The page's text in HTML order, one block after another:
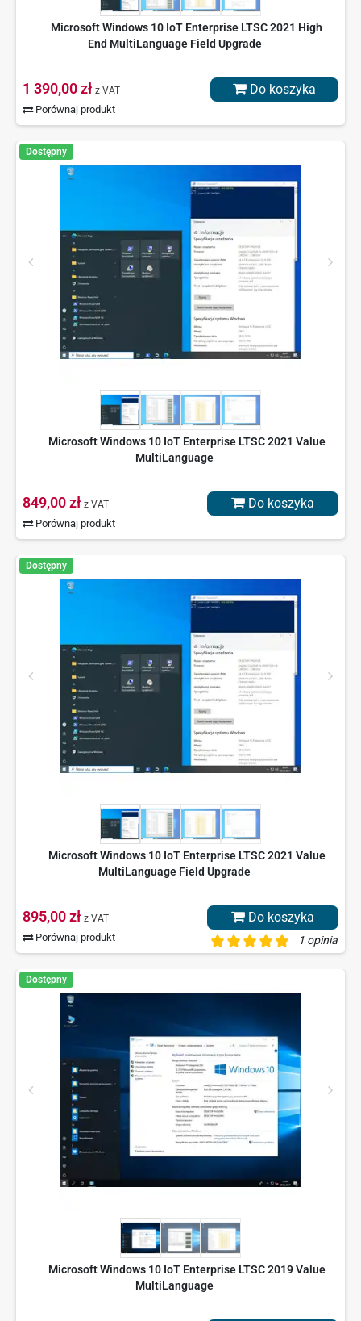
Microsoft Windows 10 IoT Enterprise LTSC 2021 High
End MultiLanguage Field Upgrade
1 390,00 zł z VAT
Porównaj produkt
Do koszyka
Dostępny
Microsoft Windows 10 IoT Enterprise LTSC 2021 Value
MultiLanguage
849,00 zł z VAT
Porównaj produkt
Do koszyka
Dostępny
1 opinia
Microsoft Windows 10 IoT Enterprise LTSC 2021 Value
MultiLanguage Field Upgrade
895,00 zł z VAT
Porównaj produkt
Do koszyka
Dostępny
Microsoft Windows 10 IoT Enterprise LTSC 2019 Value
MultiLanguage